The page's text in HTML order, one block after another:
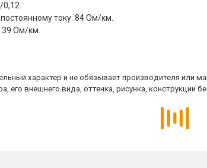
току: 84 Ом/км.
39 Ом/км.
характер и не обязывает производителя или
его внешнего вида, оттенка, рисунка, конструкции